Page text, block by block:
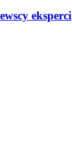
eksperci